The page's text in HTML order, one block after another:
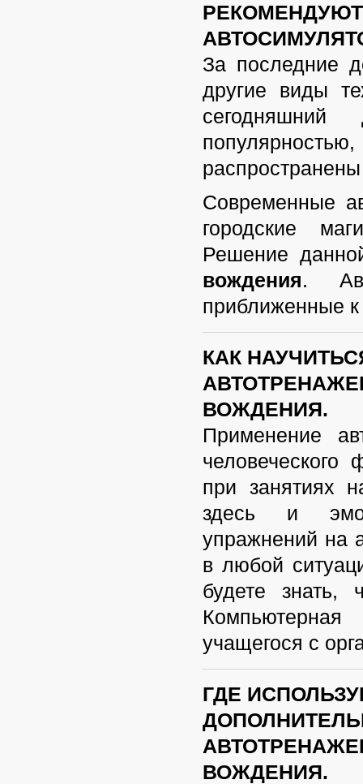
За последние
другие виды
Современные
городские
Решение
вождения.
приближенные к
КАК
ВОЖДЕНИЯ.
Применение
человеческого
при занятиях
здесь и
упражнений на
в любой
будете
учащегося с
ГДЕ
ВОЖДЕНИЯ.